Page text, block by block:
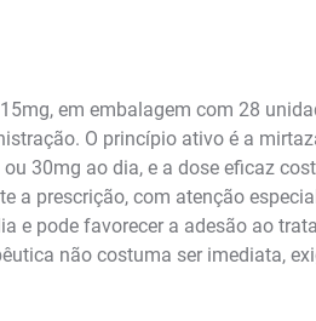
em embalagem com 28
O princípio ativo é a
30mg ao dia, e a dose eficaz
a prescrição, com atenção
e pode favorecer a adesão ao
não costuma ser imediata,